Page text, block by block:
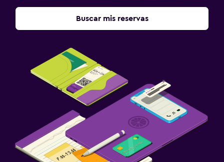
Buscar mis reservas